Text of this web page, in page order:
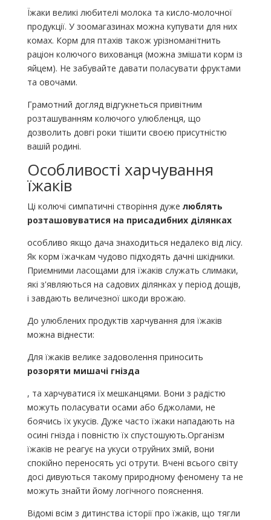
Їжаки великі любителі молока та кисло-молочної
продукції. У зоомагазинах можна купувати для них
комах. Корм для птахів також урізноманітнить
раціон колючого вихованця (можна змішати корм із
яйцем). Не забувайте давати поласувати фруктами
та овочами.
Грамотний догляд відгукнеться привітним
розташуванням колючого улюбленця, що
дозволить довгі роки тішити своєю присутністю
вашій родині.
Особливості харчування
їжаків
Ці колючі симпатичні створіння дуже люблять
розташовуватися на присадибних ділянках
особливо якщо дача знаходиться недалеко від лісу.
Як корм їжачкам чудово підходять дачні шкідники.
Приємними ласощами для їжаків служать слимаки,
які з'являються на садових ділянках у період дощів,
і завдають величезної шкоди врожаю.
До улюблених продуктів харчування для їжаків
можна віднести:
Для їжаків велике задоволення приносить
розоряти мишачі гнізда
, та харчуватися їх мешканцями. Вони з радістю
можуть поласувати осами або бджолами, не
боячись їх укусів. Дуже часто їжаки нападають на
осині гнізда і повністю їх спустошують.Організм
їжаків не реагує на укуси отруйних змій, вони
спокійно переносять усі отрути. Вчені всього світу
досі дивуються такому природному феномену та не
можуть знайти йому логічного пояснення.
Відомі всім з дитинства історії про їжаків, що тягли